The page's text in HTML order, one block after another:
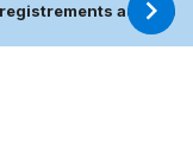
audio/